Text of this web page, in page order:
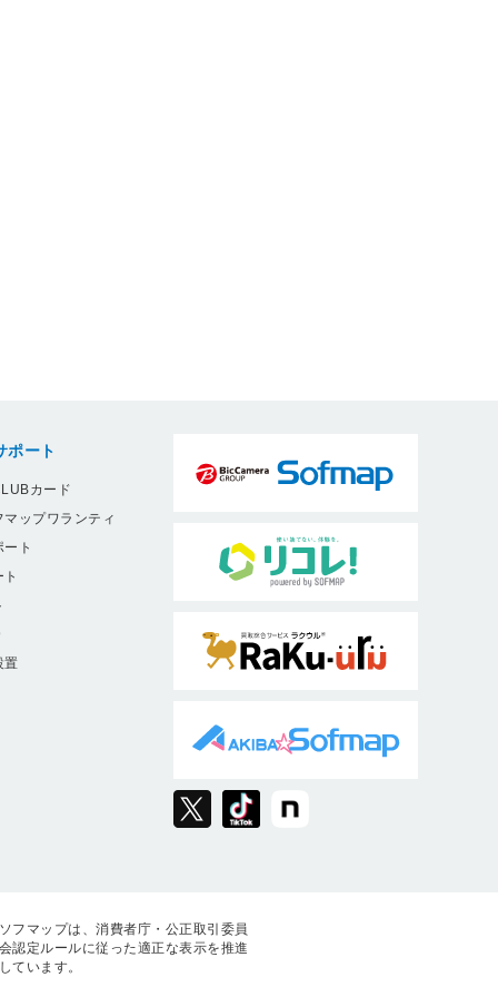
ポート
カード
ップワランティ
ト
置
ソフマップは、消費者庁・公正取引委員
会認定ルールに従った適正な表示を推進
しています。